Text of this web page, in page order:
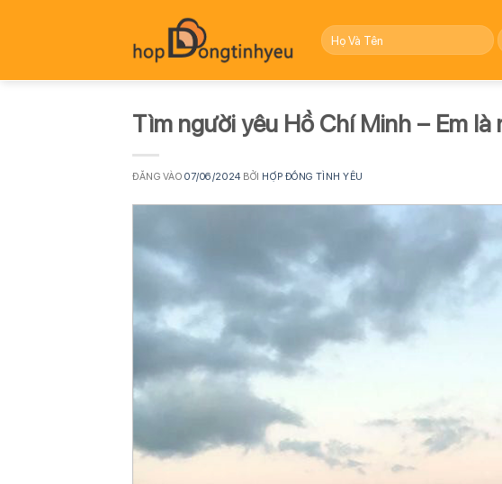
dung
Tìm người yêu Hồ Chí Minh – Em
ĐĂNG VÀO07/06/2024 BỞI HỢP ĐỒNG TÌNH YÊU